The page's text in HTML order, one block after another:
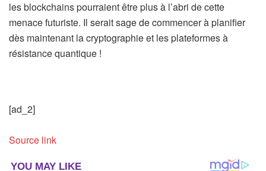
les blockchains pourraient être plus à l’abri de cette
menace futuriste. Il serait sage de commencer à planifier
dès maintenant la cryptographie et les plateformes à
résistance quantique !
[ad_2]
Source link